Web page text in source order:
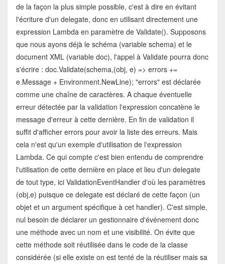
de la façon la plus simple possible, c'est à dire en évitant
l'écriture d'un delegate, donc en utilisant directement une
expression Lambda en paramètre de Validate(). Supposons
que nous ayons déjà le schéma (variable schema) et le
document XML (variable doc), l'appel à Validate pourra donc
s'écrire : doc.Validate(schema,(obj, e) => errors +=
e.Message + Environment.NewLine); "errors" est déclarée
comme une chaîne de caractères. A chaque éventuelle
erreur détectée par la validation l'expression concatène le
message d'erreur à cette dernière. En fin de validation il
suffit d'afficher errors pour avoir la liste des erreurs. Mais
cela n'est qu'un exemple d'utilisation de l'expression
Lambda. Ce qui compte c'est bien entendu de comprendre
l'utilisation de cette dernière en place et lieu d'un delegate
de tout type, ici ValidationEventHandler d'où les paramètres
(obj,e) puisque ce delegate est déclaré de cette façon (un
objet et un argument spécifique à cet handler). C'est simple,
nul besoin de déclarer un gestionnaire d'événement donc
une méthode avec un nom et une visibilité. On évite que
cette méthode soit réutilisée dans le code de la classe
considérée (si elle existe on est tenté de la réutiliser mais sa